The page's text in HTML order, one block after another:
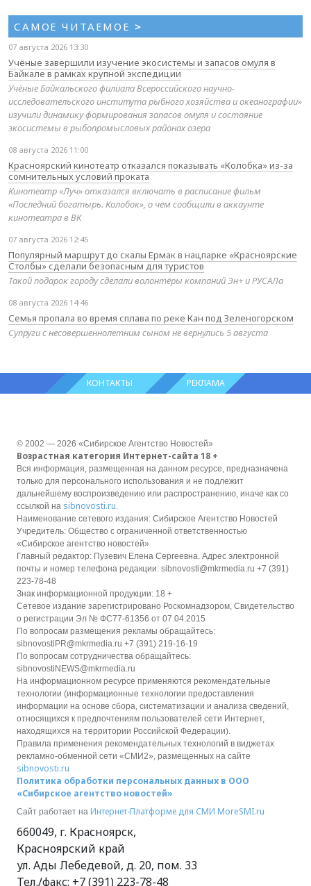
САМОЕ ЧИТАЕМОЕ >
07 августа 2026 13:30
Учёные завершили изучение экосистемы и запасов омуля в
Байкале в рамках крупной экспедиции
Учёные Байкальского филиала Всероссийского научно-
исследовательского института рыбного хозяйства и океанографии»
изучили динамику формирования запасов омуля и состояние
экосистемы в рыбопромысловых районах озера
08 августа 2026 11:00
Красноярский кинотеатр отказался показывать «Колобка» из-за
сомнительных условий проката
Кинотеатр «Луч» отказался включать в расписание фильм
«Последний богатырь. Колобок», о чем сообщили в аккаунте
кинотеатра в ВК
07 августа 2026 12:45
Популярный маршрут до скалы Ермак в нацпарке «Красноярские
Столбы» сделали безопасным для туристов
Такой подарок городу сделали волонтёры компаний Эн+ и РУСАЛа
08 августа 2026 14:46
Семья пропала во время сплава по реке Кан под Зеленогорском
Супруги с несовершеннолетним сыном не вернулись 5 августа
КОНТАКТЫ РЕКЛАМА
© 2002 — 2026 «Сибирское Агентство Новостей»
Возрастная категория Интернет-сайта 18 +
Вся информация, размещенная на данном ресурсе, предназначена
только для персонального использования и не подлежит
дальнейшему воспроизведению или распространению, иначе как со
ссылкой на sibnovosti.ru.
Наименование сетевого издания: Сибирское Агентство Новостей
Учредитель: Общество с ограниченной ответственностью
«Сибирское агентство новостей»
Главный редактор: Пузевич Елена Сергеевна. Адрес электронной
почты и номер телефона редакции: sibnovosti@mkrmedia.ru +7 (391)
223-78-48
Знак информационной продукции: 18 +
Сетевое издание зарегистрировано Роскомнадзором, Свидетельство
о регистрации Эл № ФС77-61356 от 07.04.2015
По вопросам размещения рекламы обращайтесь:
sibnovostiPR@mkrmedia.ru +7 (391) 219-16-19
По вопросам сотрудничества обращайтесь:
sibnovostiNEWS@mkrmedia.ru
На информационном ресурсе применяются рекомендательные
технологии (информационные технологии предоставления
информации на основе сбора, систематизации и анализа сведений,
относящихся к предпочтениям пользователей сети Интернет,
находящихся на территории Российской Федерации).
Правила применения рекомендательных технологий в виджетах
рекламно-обменной сети «СМИ2», размещенных на сайте
sibnovosti.ru
Политика обработки персональных данных в ООО
«Сибирское агентство новостей»
Сайт работает на Интернет-Платформе для СМИ MoreSMI.ru
660049, г. Красноярск,
Красноярский край
ул. Ады Лебедевой, д. 20, пом. 33
Тел./факс: +7 (391) 223-78-48